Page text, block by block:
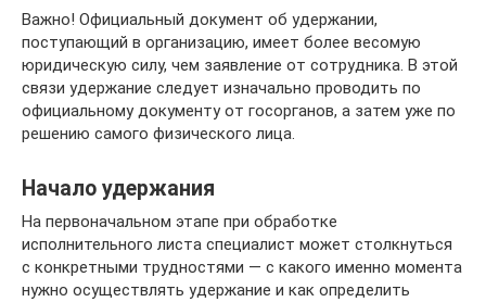
Важно! Официальный документ об удержании,
поступающий в организацию, имеет более весомую
юридическую силу, чем заявление от сотрудника. В этой
связи удержание следует изначально проводить по
официальному документу от госорганов, а затем уже по
решению самого физического лица.
Начало удержания
На первоначальном этапе при обработке
исполнительного листа специалист может столкнуться
с конкретными трудностями — с какого именно момента
нужно осуществлять удержание и как определить